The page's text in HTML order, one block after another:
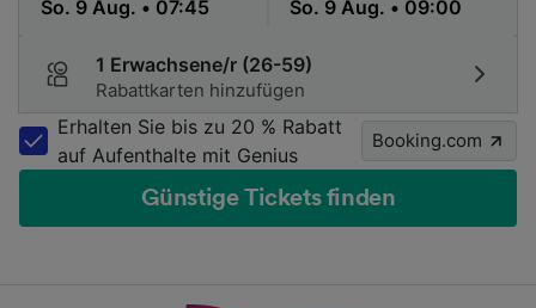
1 Erwachsene/r (26-59)
Rabattkarten hinzufügen
Erhalten Sie bis zu 20 % Rabatt
auf Aufenthalte mit Genius
Booking.com
Günstige Tickets finden